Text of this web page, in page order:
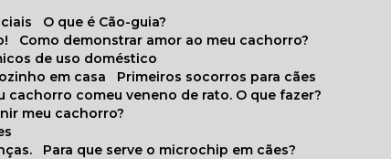
O que é Cão-guia?
Como demonstrar amor ao meu cachorro?
de uso doméstico
em casa
Primeiros socorros para cães
cachorro comeu veneno de rato. O que fazer?
meu cachorro?
Para que serve o microchip em cães?